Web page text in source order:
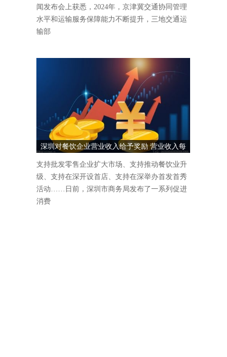
闻发布会上获悉，2024年，京津冀交通协同管理
水平和运输服务保障能力不断提升，三地交通运
输部
深圳对餐饮企业营业收入给予奖励 营业收入每
1000万元奖励5万元
支持批发零售企业扩大市场、支持推动餐饮业升
级、支持在深开设首店、支持在深举办首发首秀
活动……日前，深圳市商务局发布了一系列促进
消费